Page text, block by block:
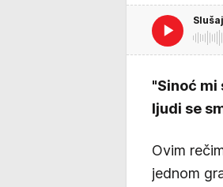
"Sinoć mi
ljudi se
Ovim
jednom